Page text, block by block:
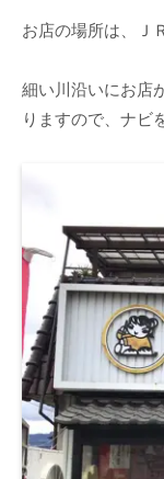
お店の場所は、Ｊ
細い川沿いにお店
りますので、ナビ